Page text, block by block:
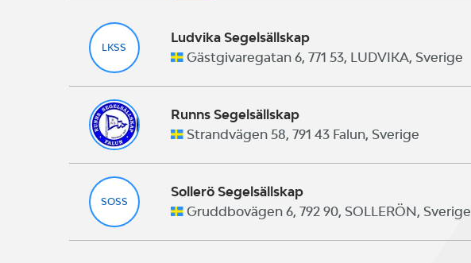
LKSS
Ludvika Segelsällskap
Gästgivaregatan 6, 771 53, LUDVIKA, Sverige
Runns Segelsällskap
Strandvägen 58, 791 43 Falun, Sverige
SOSS
Sollerö Segelsällskap
Gruddbovägen 6, 792 90, SOLLERÖN, Sverige